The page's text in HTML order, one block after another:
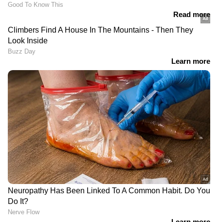
താൽക്കാലിക
അക്രമം, ഹോട്ടലുടമയുടെ
LATEST VIDEOS
മണ്ഡല പുനഃനിർണയ ബിൽ ഈ
സമ്മേളനത്തിൽ അവതരിപ്പിക്കില്ല